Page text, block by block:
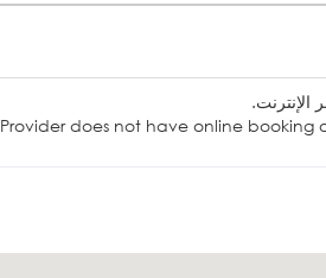
الإنترنت.
Provider does not have online booking